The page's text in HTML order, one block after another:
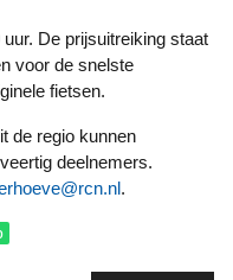
voor de snelste
fietsen.
deelnemers.
.